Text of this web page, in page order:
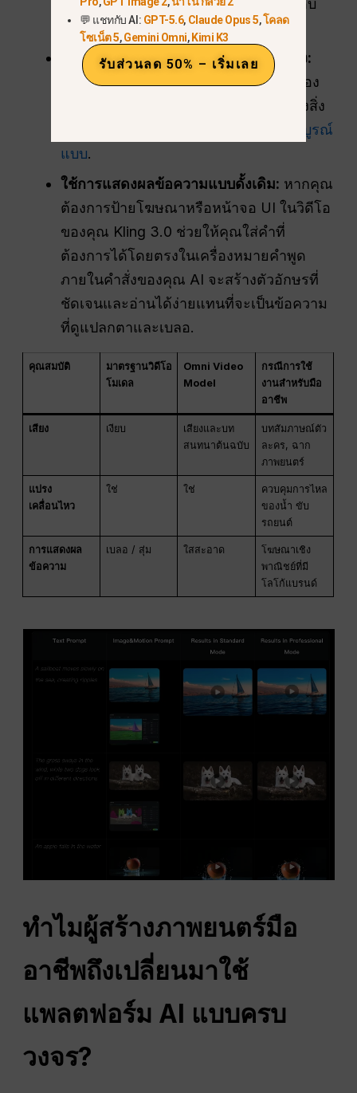
รับประกันการเคลื่อนไหวที่แม่นยำถึงระดับ
พิกเซลโดยไม่ทำให้พื้นหลังบิดเบี้ยว.
เปิดใช้งาน Kling 3.0 Omni สำหรับเสียง:
วิดีโอมาตรฐานคลิง 3.0 ไม่มีเสียง คุณต้อง
เปลี่ยนไปใช้เวอร์ชัน Omni เพื่อสร้างเสียงสิ่ง
การลิปซิงค์ที่สมบูรณ์
แบบ.
ใช้การแสดงผลข้อความแบบดั้งเดิม: หากคุณ
ต้องการป้ายโฆษณาหรือหน้าจอ UI ในวิดีโอ
ของคุณ Kling 3.0 ช่วยให้คุณใส่คำที่
ต้องการได้โดยตรงในเครื่องหมายคำพูด
ภายในคำสั่งของคุณ AI จะสร้างตัวอักษรที่
ชัดเจนและอ่านได้ง่ายแทนที่จะเป็นข้อความ
ที่ดูแปลกตาและเบลอ.
คุณสมบัติ
มาตรฐานวิดีโอ
โมเดล
Omni Video
Model
กรณีการใช้
งานสำหรับมือ
อาชีพ
เสียง เงียบ
เสียงและบท
สนทนาต้นฉบับ
บทสัมภาษณ์ตัว
ละคร, ฉาก
ภาพยนตร์
แปรง
เคลื่อนไหว
ใช่ ใช่
ควบคุมการไหล
ของน้ำ ขับ
รถยนต์
การแสดงผล
ข้อความ
เบลอ / สุ่ม ใสสะอาด
โฆษณาเชิง
พาณิชย์ที่มี
โลโก้แบรนด์
ทำไมผู้สร้างภาพยนตร์มือ
อาชีพถึงเปลี่ยนมาใช้
แพลตฟอร์ม AI แบบครบ
วงจร?
💬 แชทกับ AI: GPT-5.6, Claude Opus 5,โคลด
โซเน็ต 5,Gemini Omni,Kimi K3
รับส่วนลด 50% – เริ่มเลย